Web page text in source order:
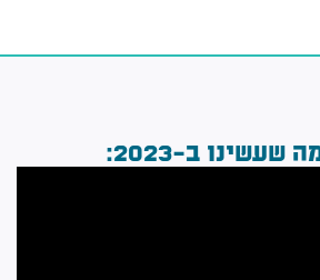
ב-2023: